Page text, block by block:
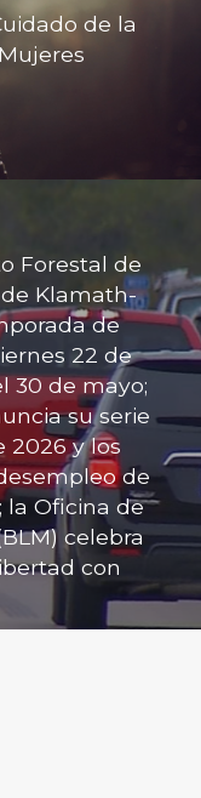
de la
Forestal de
Klamath-
de
22 de
30 de mayo;
su serie
2026 y los
de
la Oficina de
celebra
con